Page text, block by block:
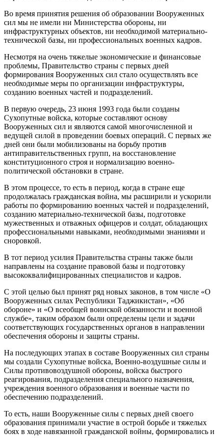
Во время принятия решения об образовании Вооруженных
сил мы не имели ни Министерства обороны, ни
инфраструктурных объектов, ни необходимой материально-
технической базы, ни профессиональных военных кадров.
Несмотря на очень тяжелые экономические и финансовые
проблемы, Правительство страны с первых дней
формирования Вооруженных сил стало осуществлять все
необходимые меры по организации инфраструктуры,
созданию военных частей и подразделений.
В первую очередь, 23 июня 1993 года были созданы
Сухопутные войска, которые составляют основу
Вооруженных сил и являются самой многочисленной и
ведущей силой в проведении боевых операций. С первых же
дней они были мобилизованы на борьбу против
антиправительственных групп, на восстановление
конституционного строя и нормализацию военно-
политической обстановки в стране.
В этом процессе, то есть в период, когда в стране еще
продолжалась гражданская война, мы расширили и ускорили
работы по формированию военных частей и подразделений,
созданию материально-технической базы, подготовке
мужественных и отважных офицеров и солдат, обладающих
профессиональными навыками, необходимыми знаниями и
сноровкой.
В тот период усилия Правительства страны также были
направлены на создание правовой базы и подготовку
высококвалифицированных специалистов и кадров.
С этой целью был принят ряд новых законов, в том числе «О
Вооруженных силах Республики Таджикистан», «Об
обороне» и «О всеобщей воинской обязанности и военной
службе», таким образом были определены цели и задачи
соответствующих государственных органов в направлении
обеспечения обороны и защиты страны.
На последующих этапах в составе Вооруженных сил страны
мы создали Сухопутные войска, Военно-воздушные силы и
Силы противовоздушной обороны, войска быстрого
реагирования, подразделения специального назначения,
учреждения военного образования и военные части по
обеспечению подразделений.
То есть, наши Вооруженные силы с первых дней своего
образования принимали участие в острой борьбе и тяжелых
боях в ходе навязанной гражданской войны, формировались и